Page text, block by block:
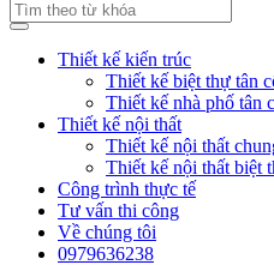
Thiết kế kiến trúc
Thiết kế biệt thự tân
Thiết kế nhà phố tân
Thiết kế nội thất
Thiết kế nội thất
Thiết kế nội thất biệt
Công trình thực tế
Tư vấn thi công
Về chúng tôi
0979636238